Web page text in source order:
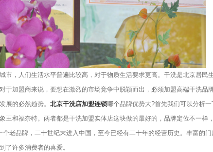
，人们生活水平普遍比较高，对于物质生活要求更高。干洗是北京居民
于加盟商来说，要想在激烈的市场竞争中脱颖而出，必须加盟高端干洗品牌
的必然趋势。 北京干洗店加盟连锁哪个品牌优势大?首先我们可以分析
王和福奈特。两者都是干洗加盟实体店这块做的最好的，品牌定位不一样
品牌，二十世纪末进入中国，至今已经有二十年的经营历史。丰富的门
了许多消费者的喜爱。